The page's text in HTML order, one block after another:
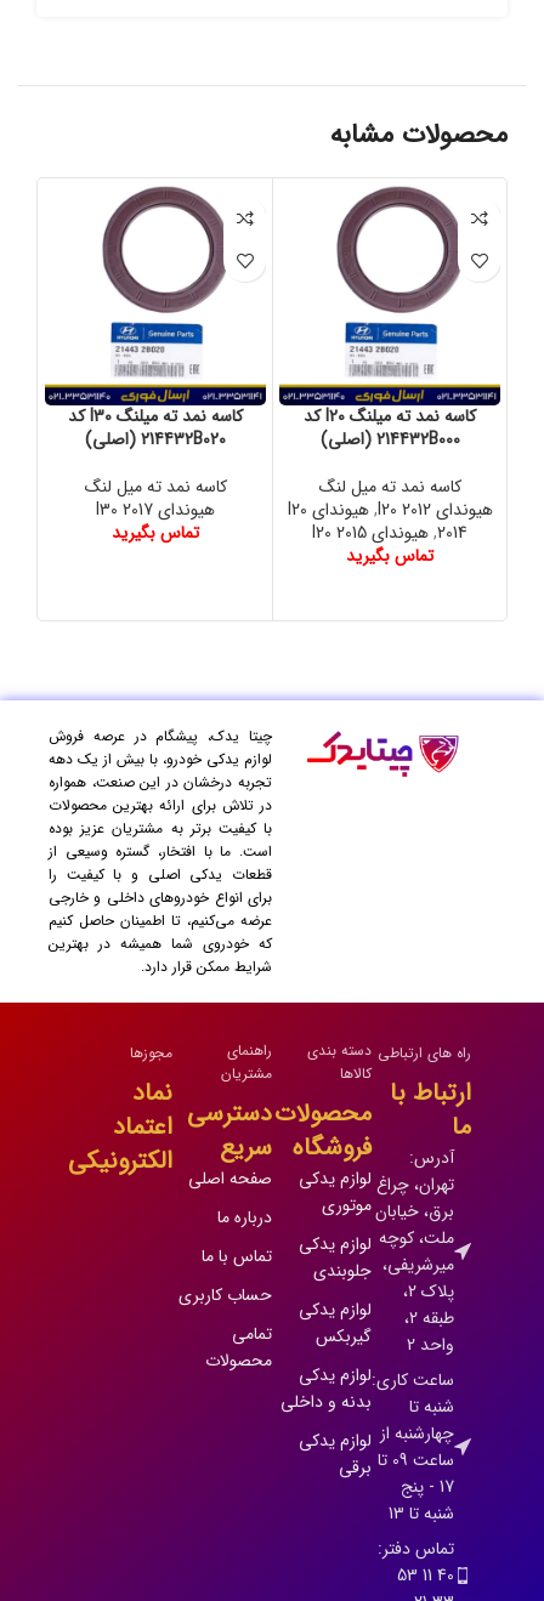
محصولات مشابه
کاسه نمد ته میلنگ I20 کد
214432B000 (اصلی)
کاسه نمد ته میل لنگ
هیوندای I20 2012
,
هیوندای I20
2014
,هیوندای I20 2015
تماس بگیرید
کاسه نمد ته میلنگ I30 کد
214432B020 (اصلی)
کاسه نمد ته میل لنگ
هیوندای I30 2017
تماس بگیرید
چیتا یدک، پیشگام در عرصه فروش
لوازم یدکی خودرو، با بیش از یک دهه
تجربه درخشان در این صنعت، همواره
در تلاش برای ارائه بهترین محصولات
با کیفیت برتر به مشتریان عزیز بوده
است. ما با افتخار، گستره وسیعی از
قطعات یدکی اصلی و با کیفیت را
برای انواع خودروهای داخلی و خارجی
عرضه می‌کنیم، تا اطمینان حاصل کنیم
که خودروی شما همیشه در بهترین
شرایط ممکن قرار دارد.
راه های ارتباطی
ارتباط با
ما
آدرس:
تهران، چراغ
برق، خیابان
ملت، کوچه
میرشریفی،
پلاک 2،
طبقه 2،
واحد 2
ساعت کاری:
شنبه تا
چهارشنبه از
ساعت 09 تا
17 - پنج
شنبه تا 13
تماس دفتر:
40 11 53
دسته بندی
کالاها
محصولات
فروشگاه
لوازم یدکی
موتوری
لوازم یدکی
جلوبندی
لوازم یدکی
گیربکس
لوازم یدکی
بدنه و داخلی
لوازم یدکی
برقی
راهنمای
مشتریان
دسترسی
سریع
صفحه اصلی
درباره ما
تماس با ما
حساب کاربری
تمامی
محصولات
مجوزها
نماد
اعتماد
الکترونیکی